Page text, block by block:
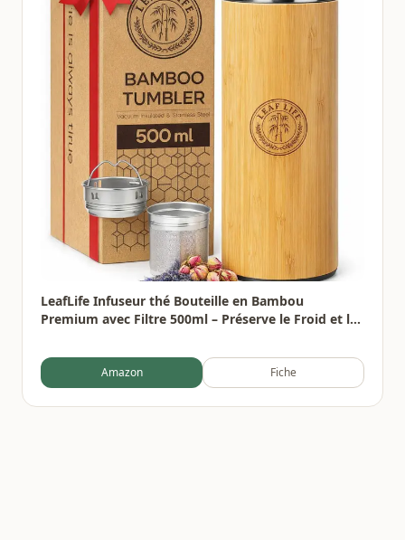
LeafLife Infuseur thé Bouteille en Bambou
Premium avec Filtre 500ml – Préserve le Froid et la
sous Vide
Amazon Fiche